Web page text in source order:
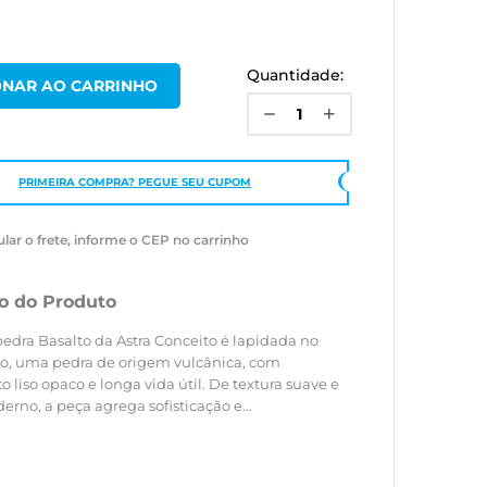
Quantidade:
PRIMEIRA COMPRA? PEGUE SEU CUPOM
o frete, informe o CEP no carrinho
do Produto
Basalto da Astra Conceito é lapidada no
uma pedra de origem vulcânica, com
liso opaco e longa vida útil. De textura suave e
a peça agrega sofisticação e
ao ambiente. A peça pode ser usada